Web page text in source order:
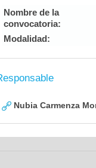
Nombre de la
convocatoria:
Modalidad:
Nubia Carmenza